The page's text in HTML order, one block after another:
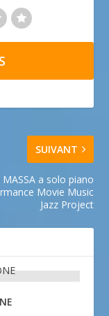
SUIVANT
a solo piano
Movie Music
Jazz Project